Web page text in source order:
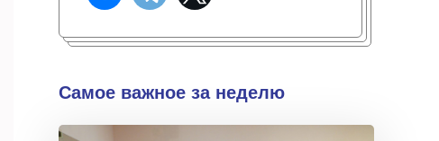
Самое важное за неделю